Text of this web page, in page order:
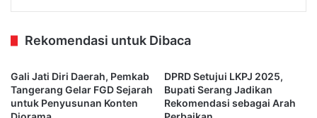
Rekomendasi untuk Dibaca
Gali Jati Diri Daerah, Pemkab
Tangerang Gelar FGD Sejarah
untuk Penyusunan Konten
DPRD Setujui LKPJ 2025,
Bupati Serang Jadikan
Rekomendasi sebagai Arah